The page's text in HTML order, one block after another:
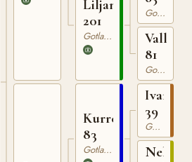
Liljan
201
Gotlandsruss
Kurre
83
Gotlandsruss
Gotlandsruss
Vally
81
Gotlandsruss
Ivan
39
Gotlandsruss
Nella